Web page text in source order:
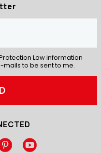
Law information
mails to be sent to me.